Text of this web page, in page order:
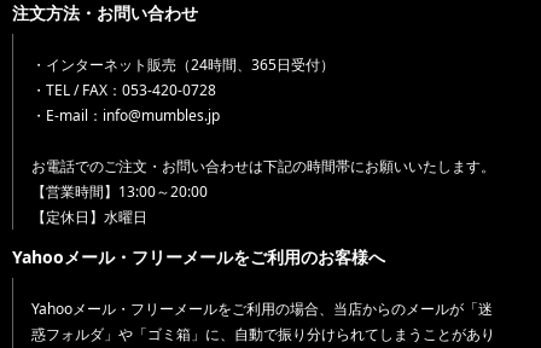
注文方法・お問い合わせ
・インターネット販売（24時間、365日受付）
・TEL / FAX：053-420-0728
・E-mail：info@mumbles.jp
お電話でのご注文・お問い合わせは下記の時間帯にお願いいたします。
【営業時間】13:00～20:00
【定休日】水曜日
Yahooメール・フリーメールをご利用のお客様へ
Yahooメール・フリーメールをご利用の場合、当店からのメールが「迷
惑フォルダ」や「ゴミ箱」に、自動で振り分けられてしまうことがあり